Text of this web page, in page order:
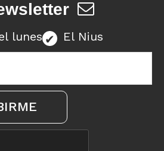
lunes El Nius